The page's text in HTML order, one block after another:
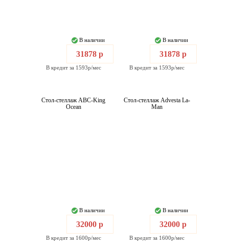
В наличии
31878 р
В кредит за 1593р/мес
В наличии
31878 р
В кредит за 1593р/мес
Стол-стеллаж ABC-King
Ocean
В наличии
32000 р
В кредит за 1600р/мес
Стол-стеллаж Advesta La-
Man
В наличии
32000 р
В кредит за 1600р/мес